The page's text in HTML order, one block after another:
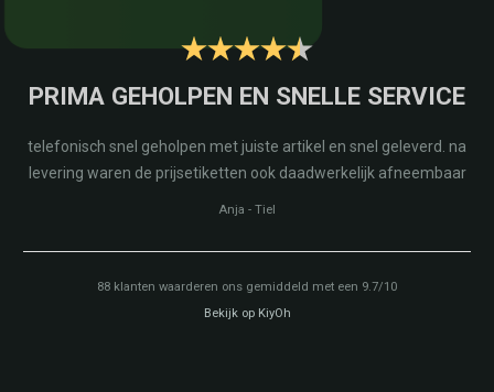
PRIMA GEHOLPEN EN SNELLE SERVICE
telefonisch snel geholpen met juiste artikel en snel geleverd. na
levering waren de prijsetiketten ook daadwerkelijk afneembaar
Anja - Tiel
88 klanten waarderen ons gemiddeld met een 9.7/10
Bekijk op KiyOh